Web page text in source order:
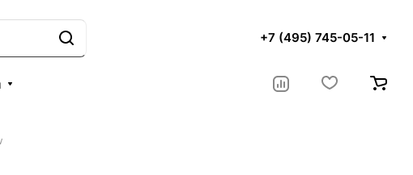
+7 (495) 745-05-11